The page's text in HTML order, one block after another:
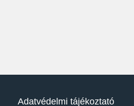
Adatvédelmi tájékoztató